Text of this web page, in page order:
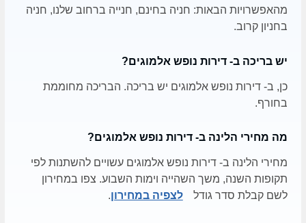
מהאפשרויות הבאות: חניה בחינם, חנייה ברחוב שלנו, חניה
בחניון קרוב.
יש בריכה ב- דירות נופש אלמוגים?
כן, ב- דירות נופש אלמוגים יש בריכה. הבריכה מחוממת
בחורף.
מה מחירי הלינה ב- דירות נופש אלמוגים?
מחירי הלינה ב- דירות נופש אלמוגים עשויים להשתנות לפי
תקופות השנה, משך השהייה וימות השבוע. צפו במחירון
לשם קבלת סדר גודל
לצפיה במחירון.